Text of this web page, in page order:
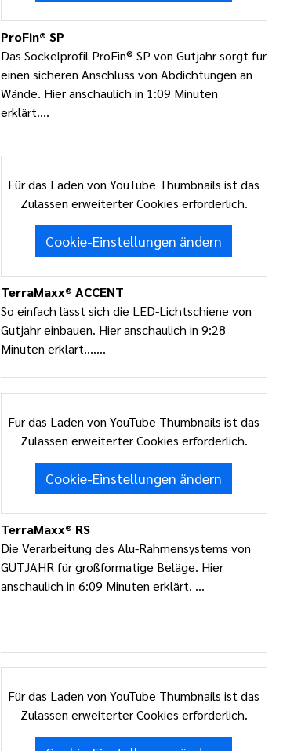
ProFin® SP
Das Sockelprofil ProFin® SP von Gutjahr sorgt für
einen sicheren Anschluss von Abdichtungen an
Wände. Hier anschaulich in 1:09 Minuten
erklärt....
Für das Laden von YouTube Thumbnails ist das
Zulassen erweiterter Cookies erforderlich.
Cookie-Einstellungen ändern
TerraMaxx® ACCENT
So einfach lässt sich die LED-Lichtschiene von
Gutjahr einbauen. Hier anschaulich in 9:28
Minuten erklärt.......
Für das Laden von YouTube Thumbnails ist das
Zulassen erweiterter Cookies erforderlich.
Cookie-Einstellungen ändern
TerraMaxx® RS
Die Verarbeitung des Alu-Rahmensystems von
GUTJAHR für großformatige Beläge. Hier
anschaulich in 6:09 Minuten erklärt. ...
Für das Laden von YouTube Thumbnails ist das
Zulassen erweiterter Cookies erforderlich.